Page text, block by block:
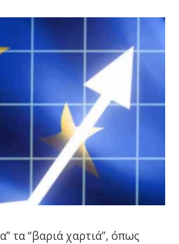
τα “βαριά χαρτιά”, όπως